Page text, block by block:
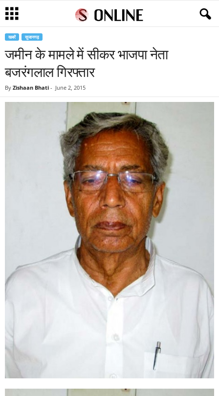
खबरें सुजानगढ़
जमीन के मामले में सीकर भाजपा नेता
बजरंगलाल गिरफ्तार
By Zishaan Bhati - June 2, 2015